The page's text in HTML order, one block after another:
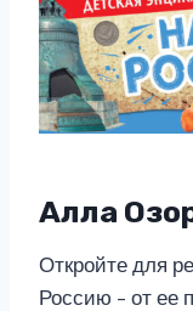
Алла
Откройте для
Россию – от ее